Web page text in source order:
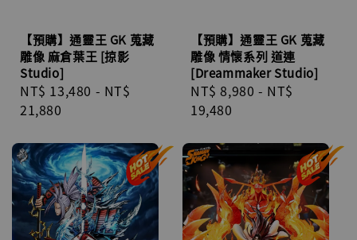
【預購】通靈王 GK 蒐藏
雕像 麻倉葉王 [掠影
Studio]
Regular
price
NT$ 13,480 - NT$
21,880
【預購】通靈王 GK 蒐藏
雕像 情懷系列 道連
[Dreammaker Studio]
Regular
price
NT$ 8,980 - NT$
19,480